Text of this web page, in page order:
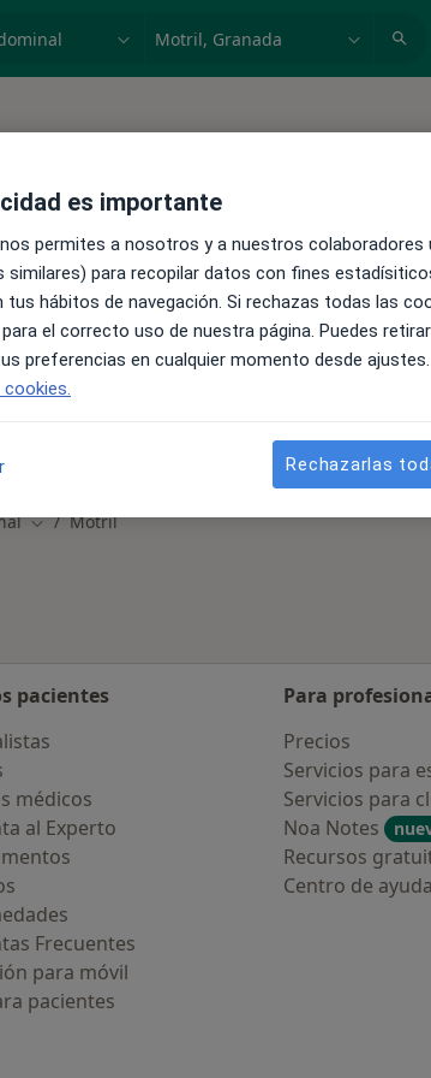
Dolor abdominal en Motril,
Cambiar de ciudad
Motril
pacientes
médicos
al Experto
Frecuentes
para móvil
pacientes
Para
Precios
Servicios para
Servicios para
Noa Notes
Recursos
Centro de
es importante
permites a nosotros y a nuestros colaboradores
similares) para recopilar datos con fines
tus hábitos de navegación. Si rechazas todas las
el correcto uso de nuestra página. Puedes
preferencias en cualquier momento desde
Rechazarlas